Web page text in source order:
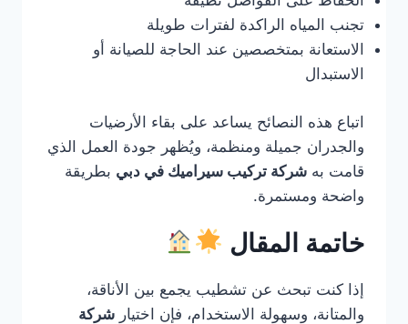
تجنب المياه الراكدة لفترات طويلة
الاستعانة بمتخصصين عند الحاجة للصيانة أو
الاستبدال
اتباع هذه النصائح يساعد على بقاء الأرضيات
والجدران جميلة ومنظمة، ويُظهر جودة العمل الذي
قامت به شركة تركيب سيراميك في دبي بطريقة
واضحة ومستمرة.
خاتمة المقال
إذا كنت تبحث عن تشطيب يجمع بين الأناقة،
والمتانة، وسهولة الاستخدام، فإن اختيار شركة